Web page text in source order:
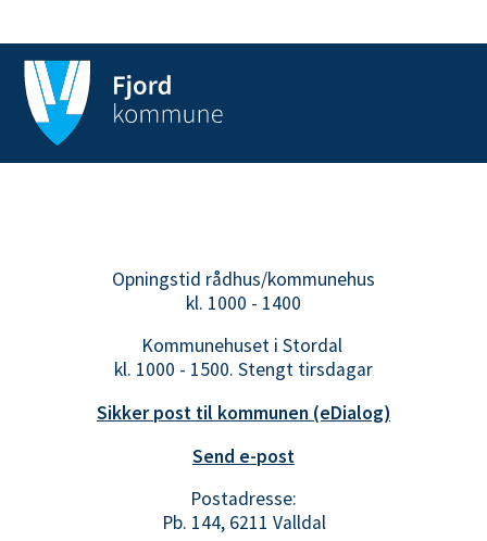
Opningstid rådhus/kommunehus
kl. 1000 - 1400
Kommunehuset i Stordal
kl. 1000 - 1500. Stengt tirsdagar
Sikker post til kommunen (eDialog)
Send e-post
Postadresse:
Pb. 144, 6211 Valldal